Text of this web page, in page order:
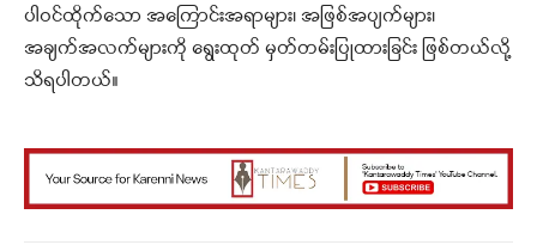
ပါဝင်ထိုက်သော အကြောင်းအရာများ၊ အဖြစ်အပျက်များ၊
အချက်အလက်များကို ရွေးထုတ် မှတ်တမ်းပြုထားခြင်း ဖြစ်တယ်လို့
သိရပါတယ်။